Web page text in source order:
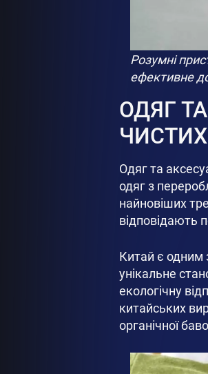
Розумні
ефективне
ОДЯГ
ЧИСТИХ
Одяг та
одяг з
найновіших
відповідають
Китай є одним
унікальне
екологічну
китайських
органічної